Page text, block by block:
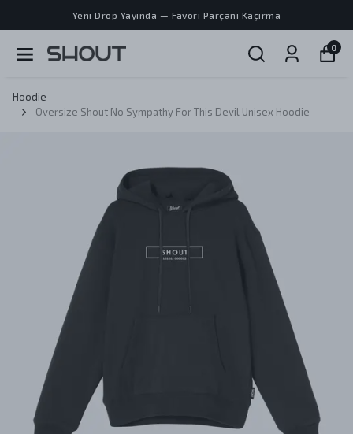
Yeni Drop Yayında — Favori Parçanı Kaçırma
0
Hoodie
Oversize Shout No Sympathy For This Devil Unisex Hoodie